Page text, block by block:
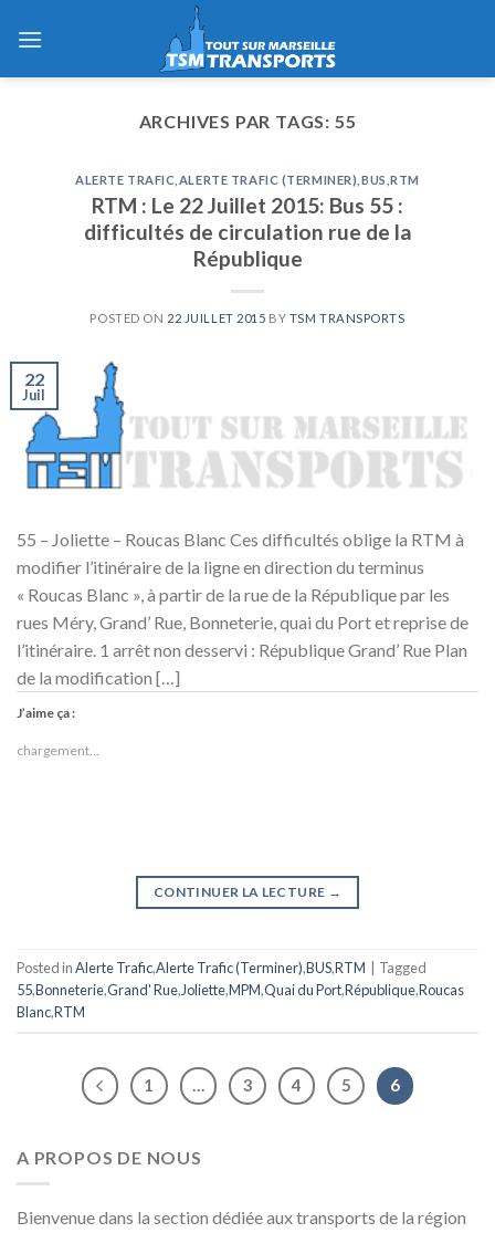
ARCHIVES PAR TAGS: 55
ALERTE TRAFIC ALERTE TRAFIC (TERMINER) BUS ,RTM
RTM : Le 22 Juillet 2015: Bus 55 :
difficultés de circulation rue de la
République
POSTED ON 22 JUILLET 2015 BY TSM TRANSPORTS
22
Juil
55 – Joliette – Roucas Blanc Ces difficultés oblige la RTM à
modifier l’itinéraire de la ligne en direction du terminus
« Roucas Blanc », à partir de la rue de la République par les
rues Méry, Grand’ Rue, Bonneterie, quai du Port et reprise de
l’itinéraire. 1 arrêt non desservi : République Grand’ Rue Plan
de la modification […]
J’aime ça :
chargement…
CONTINUER LA LECTURE →
Posted inAlerte Trafic,Alerte Trafic (Terminer),BUS,RTM
Tagged
55,Bonneterie,Grand' Rue,Joliette,MPM,Quai du Port,République,Roucas
Blanc,RTM
1 … 3 4 5 6
A PROPOS DE NOUS
Bienvenue dans la section dédiée aux transports de la région